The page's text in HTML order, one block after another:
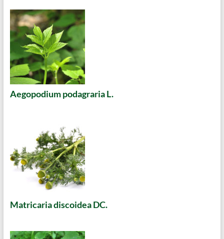
Aegopodium podagraria L.
Matricaria discoidea DC.